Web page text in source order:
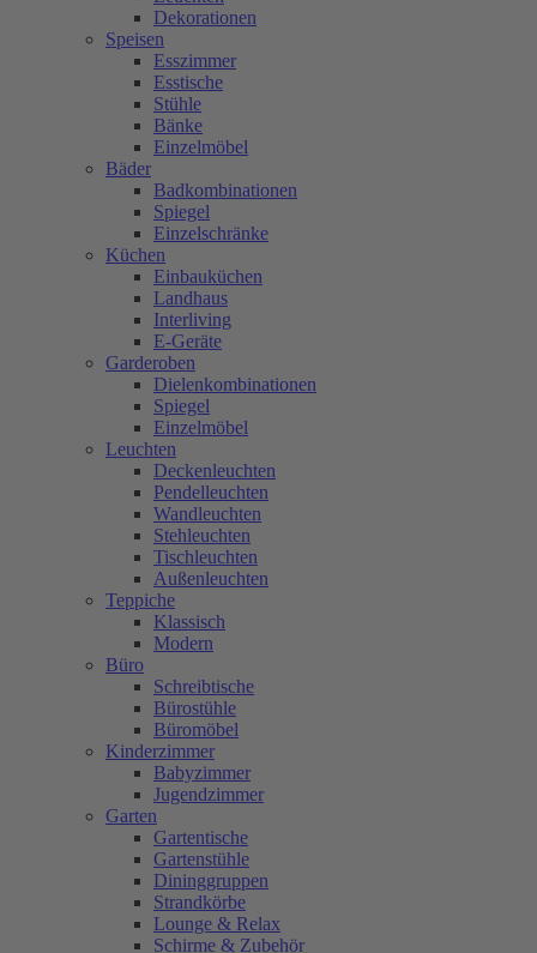
Dekorationen
Speisen
Esszimmer
Esstische
Stühle
Bänke
Einzelmöbel
Bäder
Badkombinationen
Spiegel
Einzelschränke
Küchen
Einbauküchen
Landhaus
Interliving
E-Geräte
Garderoben
Dielenkombinationen
Spiegel
Einzelmöbel
Leuchten
Deckenleuchten
Pendelleuchten
Wandleuchten
Stehleuchten
Tischleuchten
Außenleuchten
Teppiche
Klassisch
Modern
Büro
Schreibtische
Bürostühle
Büromöbel
Kinderzimmer
Babyzimmer
Jugendzimmer
Garten
Gartentische
Gartenstühle
Dininggruppen
Strandkörbe
Lounge & Relax
Schirme & Zubehör